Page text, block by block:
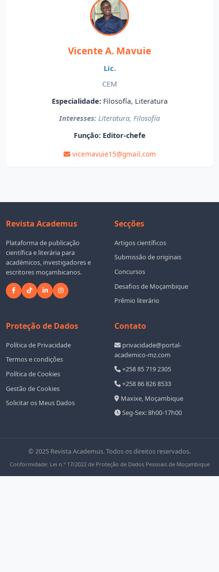
Vicente A. Mavuie
Lic.
CEM
Especialidade:Filosofía, Literatura
Interesses: Literatura, Filosofía
Função:Editor-chefe
vicemavuie15@gmail.com
Revista Academus
Plataforma de publicação
científica e literária para
académicos, investigadores e
escritores moçambicanos.
Secções
Artigos científicos
Submissão de originais
Concursos
Desafios de Moçambique
Prêmio literário
Proteção de Dados
Política de Privacidade
Termos e condições
Política de Cookies
Gestão de Cookies
Solicitar os Meus Dados
Contato
privacidade@portal-
academico-mz.com
+258 85 719 2305
+258 86 826 8533
Maxixe, Moçambique
Seg-Sex: 8h00-17h00
© 2025 Revista Academus. Todos os direitos reservados.
Conformidade: Lei n.º 17/2022 de Proteção de Dados Pessoais de Moçambique